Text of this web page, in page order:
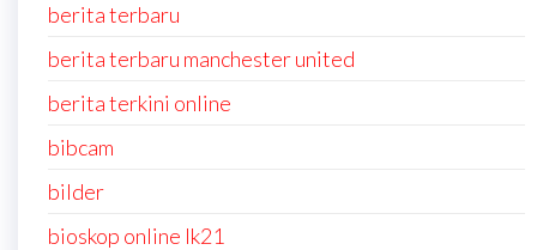
berita terbaru
berita terbaru manchester united
berita terkini online
bibcam
bilder
bioskop online lk21